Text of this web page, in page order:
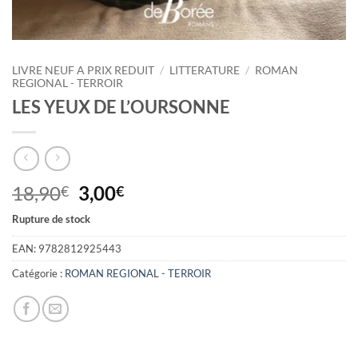
LIVRE NEUF A PRIX REDUIT / LITTERATURE / ROMAN
REGIONAL - TERROIR
LES YEUX DE L’OURSONNE
18,90€ Le
prix
initial
était :
18,90€.
3,00€Le
actuel
3,00€.
Rupture de stock
EAN: 9782812925443
Catégorie : ROMAN REGIONAL - TERROIR